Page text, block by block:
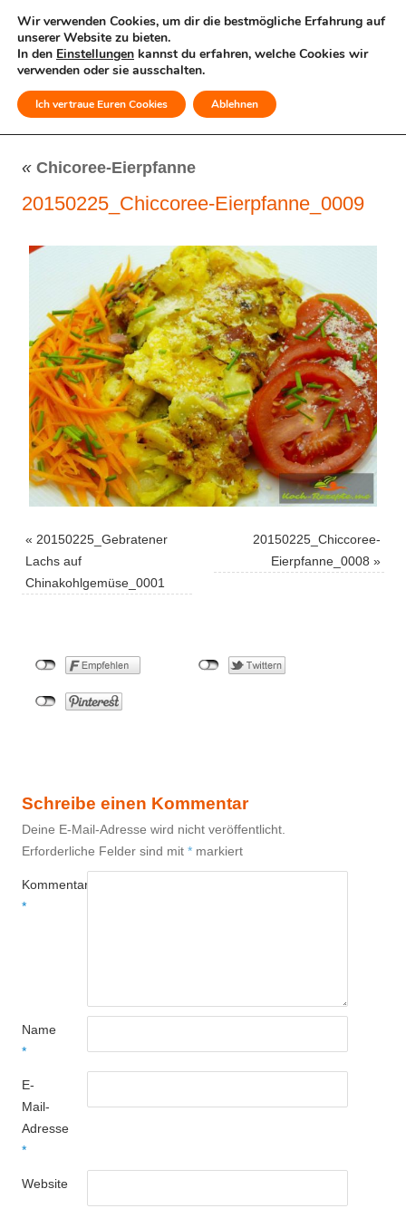
MENÜ
« Chicoree-Eierpfanne
20150225_Chiccoree-Eierpfanne_0009
« 20150225_Gebratener
Lachs auf
Chinakohlgemüse_0001
20150225_Chiccoree-
Eierpfanne_0008 »
Schreibe einen Kommentar
Deine E-Mail-Adresse wird nicht veröffentlicht.
Erforderliche Felder sind mit * markiert
Kommentar
*
Name
*
E-
Mail-
Adresse
*
Website
Wir verwenden Cookies, um dir die bestmögliche Erfahrung auf
unserer Website zu bieten.
In den Einstellungen kannst du erfahren, welche Cookies wir
verwenden oder sie ausschalten.
Ich vertraue Euren Cookies Ablehnen